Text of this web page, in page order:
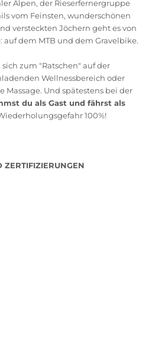
Alpen, der Rieserfernergruppe
vom Feinsten, wunderschönen
versteckten Jöchern geht es von
dem MTB und dem Gravelbike.
zum "Ratschen" auf der
Wellnessbereich oder
Und spätestens bei der
du als Gast und fährst als
100%!
ZERTIFIZIERUNGEN